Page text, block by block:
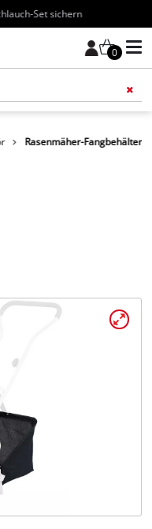
ab 70€
0
Rasenmäher-Fangbehälter